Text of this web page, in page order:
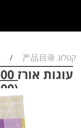
קטלוג 产品目录 /
(200 גרם בשקית)